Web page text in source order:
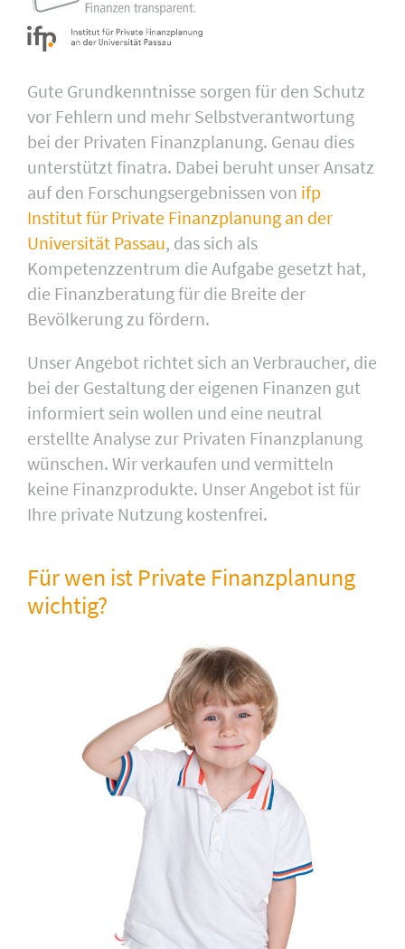
Gute Grundkenntnisse sorgen für den Schutz
vor Fehlern und mehr Selbstverantwortung
bei der Privaten Finanzplanung. Genau dies
unterstützt finatra. Dabei beruht unser Ansatz
auf den Forschungsergebnissen von ifp
Institut für Private Finanzplanung an der
Universität Passau, das sich als
Kompetenzzentrum die Aufgabe gesetzt hat,
die Finanzberatung für die Breite der
Bevölkerung zu fördern.
Unser Angebot richtet sich an Verbraucher, die
bei der Gestaltung der eigenen Finanzen gut
informiert sein wollen und eine neutral
erstellte Analyse zur Privaten Finanzplanung
wünschen. Wir verkaufen und vermitteln
keine Finanzprodukte. Unser Angebot ist für
Ihre private Nutzung kostenfrei.
Für wen ist Private Finanzplanung
wichtig?